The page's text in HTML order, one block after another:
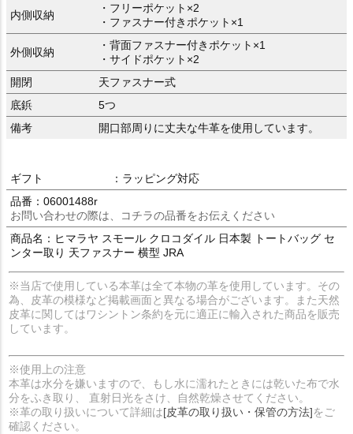
内側収納
・フリーポケット×2
・ファスナー付きポケット×1
外側収納
・背面ファスナー付きポケット×1
・サイドポケット×2
開閉
天ファスナー式
底鋲
5つ
備考
開口部周りに丈夫な牛革を使用しています。
ギフト
：ラッピング対応
品番：06001488r
お問い合わせの際は、コチラの品番をお伝えください
商品名：ヒマラヤ スモール クロコダイル 日本製 トートバッグ セ
ンター取り 天ファスナー 横型 JRA
※当店で使用している本革は全て本物の革を使用しています。その
為、皮革の模様など掲載画面と異なる場合がございます。また天然
皮革に関してはワシントン条約を元に適正に輸入された商品を販売
しています。
※使用上の注意
本革は水分を嫌いますので、もし水に濡れたときには乾いた布で水
分をふき取り、 直射日光をさけ、自然乾燥させてください。
※革の取り扱いについて詳細は[皮革の取り扱い・保管の方法]をご
確認ください。